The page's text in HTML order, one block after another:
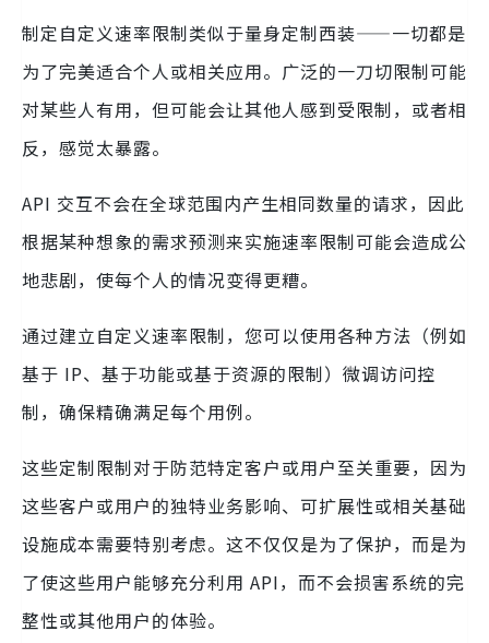
制定自定义速率限制类似于量身定制西装——一切都是
为了完美适合个人或相关应用。广泛的一刀切限制可能
对某些人有用，但可能会让其他人感到受限制，或者相
反，感觉太暴露。
API 交互不会在全球范围内产生相同数量的请求，因此
根据某种想象的需求预测来实施速率限制可能会造成公
地悲剧，使每个人的情况变得更糟。
通过建立自定义速率限制，您可以使用各种方法（例如
基于 IP、基于功能或基于资源的限制）微调访问控
制，确保精确满足每个用例。
这些定制限制对于防范特定客户或用户至关重要，因为
这些客户或用户的独特业务影响、可扩展性或相关基础
设施成本需要特别考虑。这不仅仅是为了保护，而是为
了使这些用户能够充分利用 API，而不会损害系统的完
整性或其他用户的体验。